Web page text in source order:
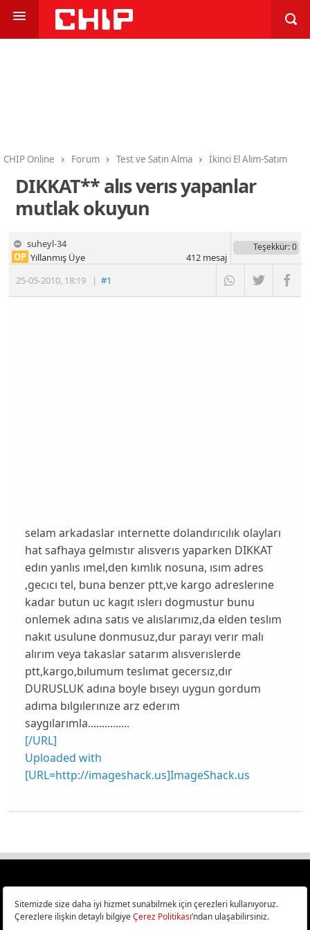
CHIP Online Forum Test ve Satın Alma İkinci El Alım-Satım
DIKKAT** alıs verıs yapanlar
mutlak okuyun
suheyl-34
25-05-2010, 18:19 |#1
OP Yıllanmış Üye
Teşekkür: 0
412mesaj
selam arkadaslar ınternette dolandırıcılık olayları
hat safhaya gelmıstır alısverıs yaparken DIKKAT
edın yanlıs ımel,den kımlık nosuna, ısım adres
,gecıcı tel, buna benzer ptt,ve kargo adreslerıne
kadar butun uc kagıt ıslerı dogmustur bunu
onlemek adına satıs ve alıslarımız,da elden teslım
nakıt usulune donmusuz,dur parayı verır malı
alırım veya takaslar satarım alısverıslerde
ptt,kargo,bılumum teslımat gecersız,dır
DURUSLUK adına boyle bıseyı uygun gordum
adıma bılgılerınıze arz ederım
saygılarımla...............
[/URL]
Uploaded with
[URL=http://imageshack.us]ImageShack.us
Türkiye